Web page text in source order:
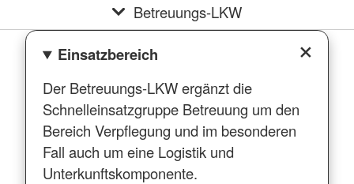
Betreuungs-LKW
Einsatzbereich
Der Betreuungs-LKW ergänzt die
Schnelleinsatzgruppe Betreuung um den
Bereich Verpflegung und im besonderen
Fall auch um eine Logistik und
Unterkunftskomponente.